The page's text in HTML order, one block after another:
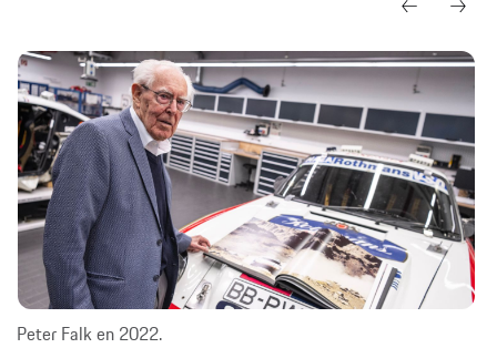
Peter Falk en 2022.